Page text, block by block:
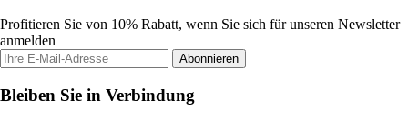
Profitieren Sie von 10% Rabatt, wenn Sie sich für unseren Newsletter
anmelden
Abonnieren
Bleiben Sie in Verbindung